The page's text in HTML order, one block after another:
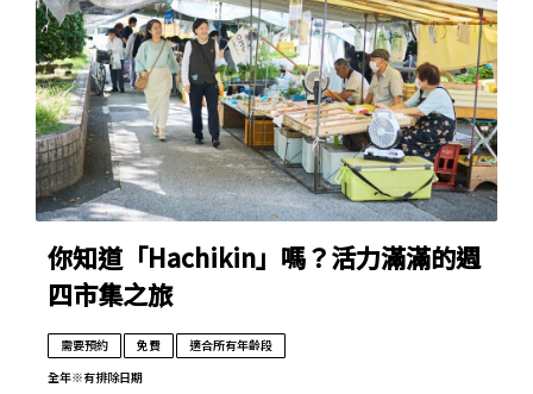
你知道「Hachikin」嗎？活力滿滿的週
四市集之旅
需要預約 免費
適合所有年齡段
全年※有排除日期